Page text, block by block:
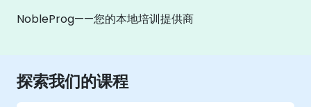
NobleProg——您的本地培训提供商
探索我们的课程